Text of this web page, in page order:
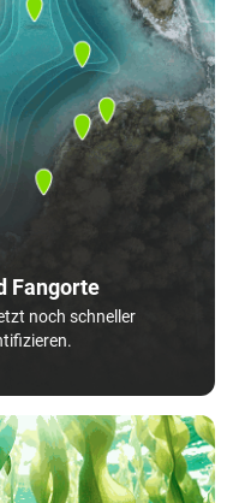
Fangorte
noch schneller